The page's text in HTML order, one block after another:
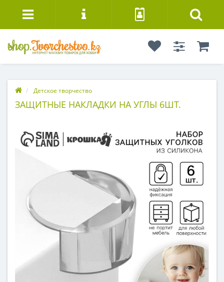
Детское творчество
ЗАЩИТНЫЕ НАКЛАДКИ НА УГЛЫ 6ШТ.